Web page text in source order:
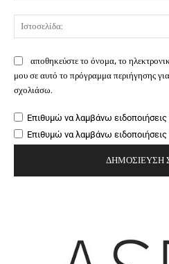
αποθηκεύστε το όνομα, το
μου σε αυτό το πρόγραμμα περιήγησης
σχολιάσω.
Επιθυμώ να λαμβάνω
Επιθυμώ να λαμβάνω